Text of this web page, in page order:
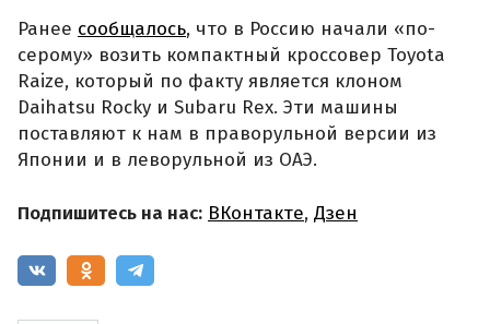
Ранее сообщалось, что в Россию начали «по-
серому» возить компактный кроссовер Toyota
Raize, который по факту является клоном
Daihatsu Rocky и Subaru Rex. Эти машины
поставляют к нам в праворульной версии из
Японии и в леворульной из ОАЭ.
Подпишитесь на нас: ВКонтакте, Дзен